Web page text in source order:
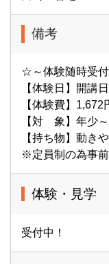
備考
☆～体験随時受
【体験日】開講
【体験費】1,672
【対 象】年少
【持ち物】動き
※定員制の為事
体験・見学
受付中！